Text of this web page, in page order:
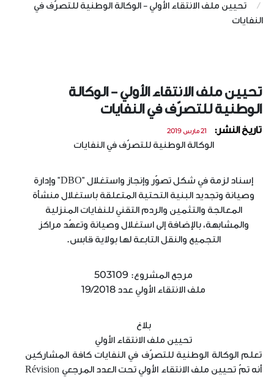
تحيين ملف الانتقاء الأولي - الوكالة الوطنية للتصرّف في
النفايات
تحيين ملف الانتقاء الأولي - الوكالة
الوطنية للتصرّف في النفايات
تاريخ النشر: 21 مارس 2019
الوكالة الوطنية للتصرّف في النفايات
إسناد لزمة في شكل تصوّر وإنجاز واستغلال "DBO" وإدارة
وصيانة وتجديد البنية التحتية المتعلقة باستغلال منشأة
المعالجة والتثمين والردم التقني للنفايات المنزلية
والمشابهة، بالإضافة إلى استغلال وصيانة وتعهّد مراكز
التجميع والنقل التابعة لها بولاية قابس.
مرجع المشروع: 503109
ملف الانتقاء الأولي عدد 19/2018
بلاغ
تحيين ملف الانتقاء الأولي
تعلم الوكالة الوطنية للتصرّف في النفايات كافة المشاركين
أنه تمّ تحيين ملف الانتقاء الأولي تحت العدد المرجعي Révision